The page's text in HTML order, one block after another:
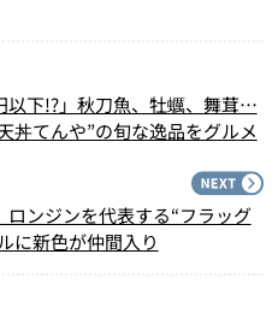
以下!?」秋刀魚、牡蠣、舞茸…
丼てんや”の旬な逸品をグルメ
ロンジンを代表する“フラッグ
に新色が仲間入り